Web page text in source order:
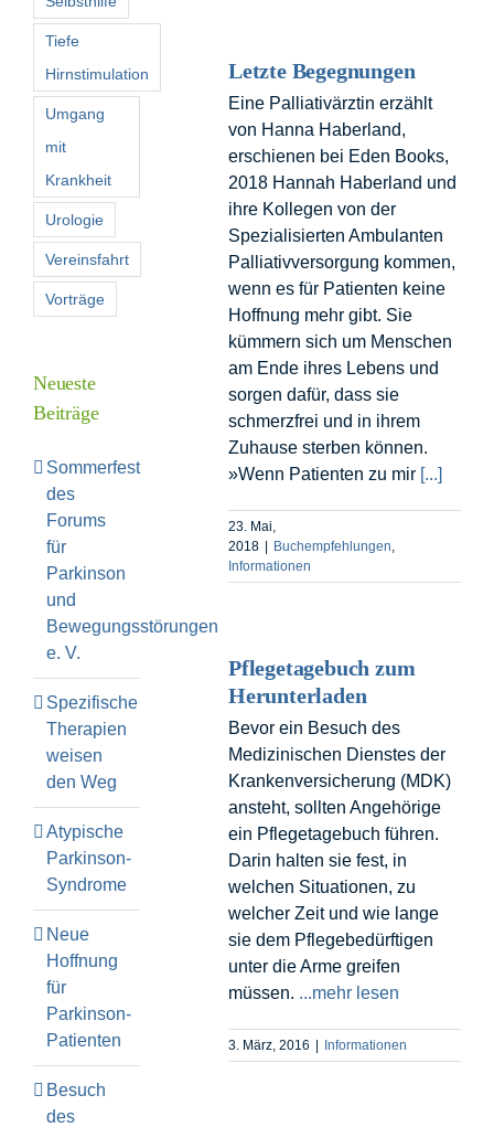
Letzte Begegnungen
Eine Palliativärztin erzählt
von Hanna Haberland,
erschienen bei Eden Books,
2018 Hannah Haberland und
ihre Kollegen von der
Spezialisierten Ambulanten
Palliativversorgung kommen,
wenn es für Patienten keine
Hoffnung mehr gibt. Sie
kümmern sich um Menschen
am Ende ihres Lebens und
sorgen dafür, dass sie
schmerzfrei und in ihrem
Zuhause sterben können.
»Wenn Patienten zu mir [...]
23. Mai,
2018
Buchempfehlungen,
Informationen
Pflegetagebuch zum
Herunterladen
Bevor ein Besuch des
Medizinischen Dienstes der
Krankenversicherung (MDK)
ansteht, sollten Angehörige
ein Pflegetagebuch führen.
Darin halten sie fest, in
welchen Situationen, zu
welcher Zeit und wie lange
sie dem Pflegebedürftigen
unter die Arme greifen
müssen. ...mehr lesen
3. März, 2016 Informationen
Tiefe
Hirnstimulation
Umgang
mit
Krankheit
Urologie
Vereinsfahrt
Vorträge
Neueste
Beiträge
Sommerfest
des
Forums
für
Parkinson
und
Bewegungsstörungen
e. V.
Spezifische
Therapien
weisen
den Weg
Atypische
Parkinson-
Syndrome
Neue
Hoffnung
für
Parkinson-
Patienten
Besuch
des